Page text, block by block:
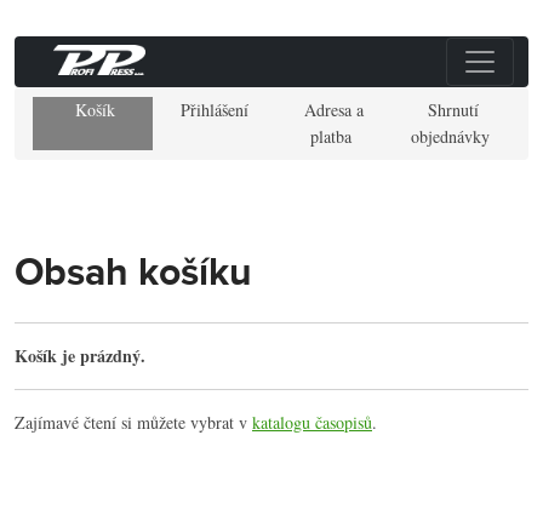
Košík Přihlášení
Adresa a
platba
Shrnutí
objednávky
Obsah košíku
Košík je prázdný.
Zajímavé čtení si můžete vybrat v katalogu časopisů.